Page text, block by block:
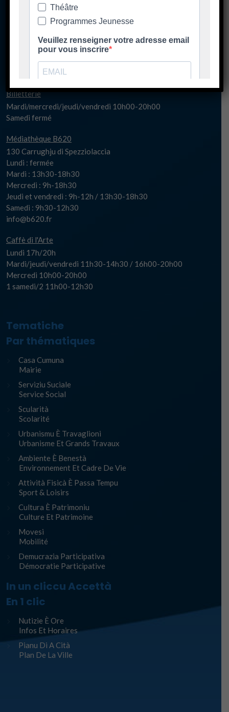
20620 Biguglia
Lundi matin fermé
Lundi 17h-20h30
Mardi/jeudi/vendredi 14h00-20h30
Mercredi 10h00-20h30
Samedi fermé
spaziu@biguglia.corsica
Billetterie
Mardi/mercredi/jeudi/vendredi 10h00-20h00
Samedi fermé
Médiathèque B620
130 Carrughju di Spezziolaccia
Lundi : fermée
Mardi : 13h30-18h30
Mercredi : 9h-18h30
Jeudi et vendredi : 9h-12h / 13h30-18h30
Samedi : 9h30-12h30
info@b620.fr
Caffè di l'Arte
Lundi 17h/20h
Mardi/jeudi/vendredi 11h30-14h30 / 16h00-20h00
Mercredi 10h00-20h00
1 samedi/2 11h00-12h30
Tematiche
Par thématiques
Casa Cumuna
Mairie
Serviziu Suciale
Service Social
Scularità
Scolarité
Urbanismu È Travaglioni
Urbanisme Et Grands Travaux
Ambiente È Benestà
Environnement Et Cadre De Vie
Attività Fisicà È Passa Tempu
Sport & Loisirs
Cultura È Patrimoniu
Culture Et Patrimoine
Movesi
Mobilité
Demucrazia Participativa
Démocratie Participative
In un cliccu Accettà
En 1 clic
Nutizie È Ore
Infos Et Horaires
Pianu Di A Cità
Plan De La Ville